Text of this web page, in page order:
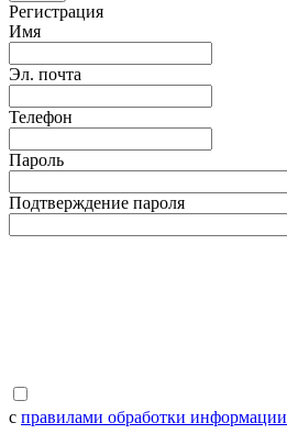
Регистрация
Имя
Эл. почта
Телефон
Пароль
Подтверждение пароля
с правилами обработки информации